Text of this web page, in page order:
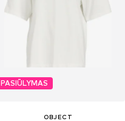
PASIŪLYMAS
OBJECT